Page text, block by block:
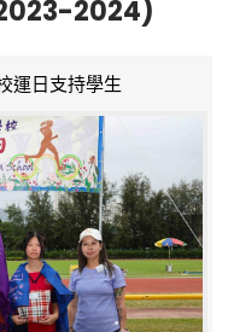
2024)
運日支持學生